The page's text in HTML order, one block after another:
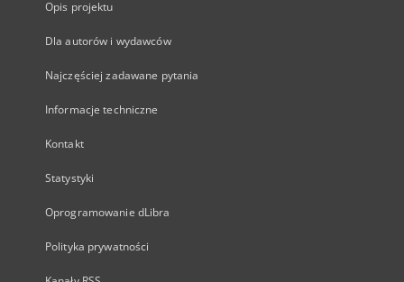
Opis projektu
Dla autorów i wydawców
Najczęściej zadawane pytania
Informacje techniczne
Kontakt
Statystyki
Oprogramowanie dLibra
Polityka prywatności